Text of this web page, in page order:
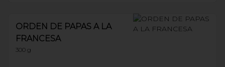
ORDEN DE PAPAS A LA
FRANCESA
300 g